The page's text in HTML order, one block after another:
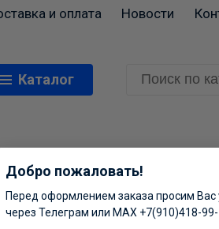
и оплата Новости
Каталог
для холодильников
Добро пожаловать!
Перед оформлением заказа просим
через Телеграм или MAX +7(910)418-